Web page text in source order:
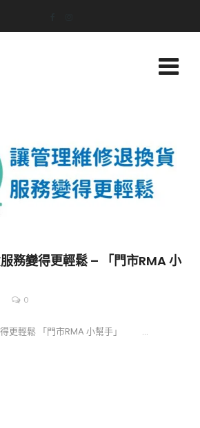
務變得更輕鬆 – 「門市RMA 小
0
得更輕鬆 「門市RMA 小幫手」 …